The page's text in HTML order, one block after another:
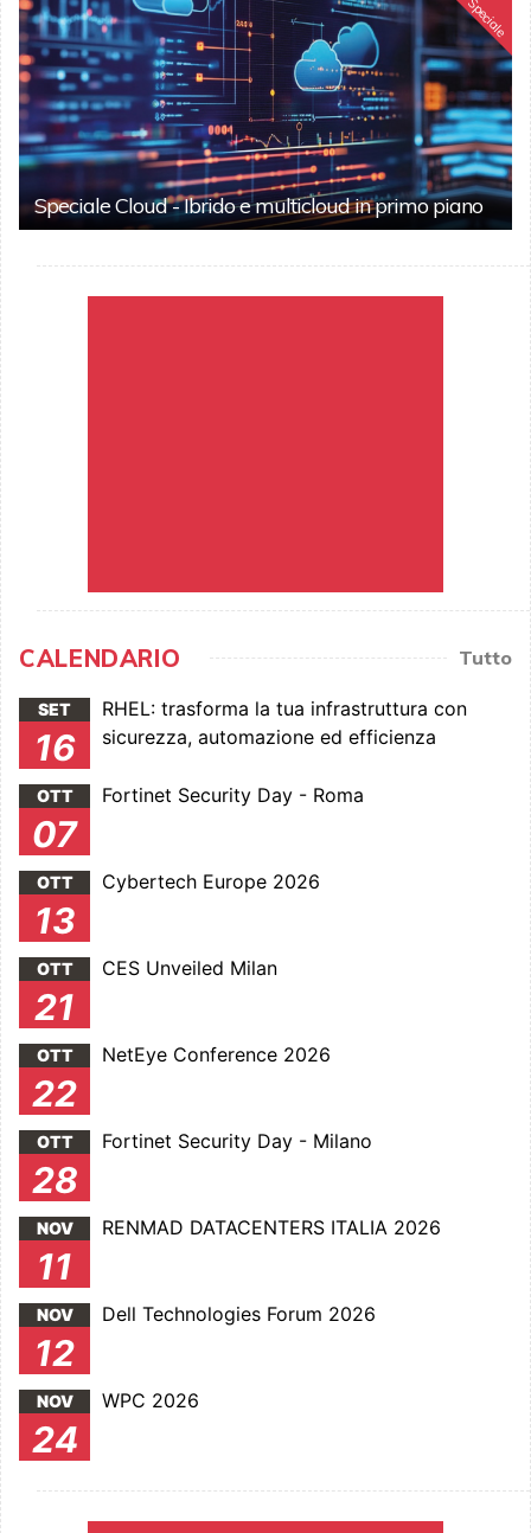
Speciale
Speciale Cloud - Ibrido e multicloud in primo piano
CALENDARIO Tutto
SET
16
RHEL: trasforma la tua infrastruttura con
sicurezza, automazione ed efficienza
OTT
07
Fortinet Security Day - Roma
OTT
13
Cybertech Europe 2026
OTT
21
CES Unveiled Milan
OTT
22
NetEye Conference 2026
OTT
28
Fortinet Security Day - Milano
NOV
11
RENMAD DATACENTERS ITALIA 2026
NOV
12
Dell Technologies Forum 2026
NOV
24
WPC 2026